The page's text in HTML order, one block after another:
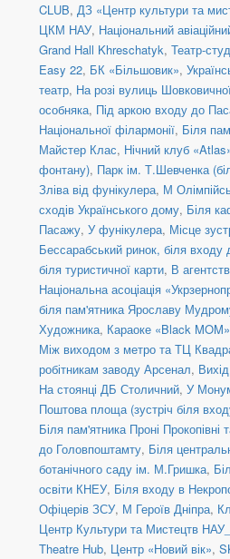
CLUB, ДЗ «Центр культури та
ЦКМ НАУ, Національний
Grand Hall Khreschatyk, Театр-
Easy 22, БК «Більшовик»,
театр, На розі вулиць
особняка, Під аркою входу до
Національної філармонії, Біля
Майстер Клас, Нічний клуб
фонтану), Парк ім. Т.Шевченка
Зліва від фунікулера, М
сходів Українського дому, Біля
Пасажу, У фунікулера, Місце
Бессарабський ринок, біля входу
біля туристичної карти, В
Національна асоціація
біля пам'ятника Ярославу
Художника, Караоке «Black MOM»
Між виходом з метро та ТЦ
робітникам заводу Арсенал,
На стоянці ДБ Столичний, У
Поштова площа (зустріч біля
Біля пам'ятника Проні Прокопівні
до Головпоштамту, Біля
ботанічного саду ім. М.Гришка,
освіти КНЕУ, Біля входу в
Офіцерів ЗСУ, М Героїв Дніпра,
Центр Культури та Мистецтв
Theatre Hub, Центр «Новий вік»,